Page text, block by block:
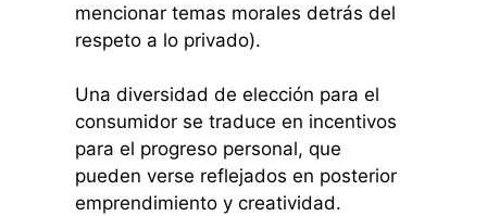
mencionar temas morales detrás del
respeto a lo privado).
Una diversidad de elección para el
consumidor se traduce en incentivos
para el progreso personal, que
pueden verse reflejados en posterior
emprendimiento y creatividad.